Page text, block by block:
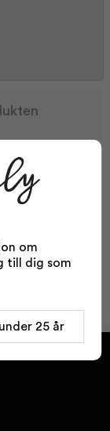
om
till dig som
25 år